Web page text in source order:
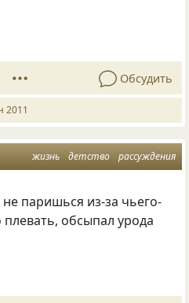
Обсудить
2011
жизнь детство рассуждения
паришься из-за чьего-
обсыпал урода